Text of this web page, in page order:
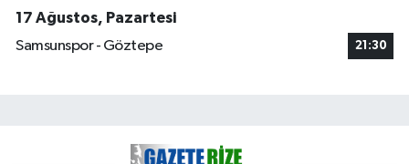
17 Ağustos, Pazartesi
Samsunspor - Göztepe
21:30